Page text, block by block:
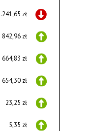
zł
842,96 zł
664,83 zł
654,30 zł
23,25 zł
5,35 zł